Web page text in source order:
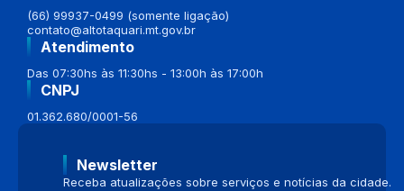
(66) 99937-0499 (somente ligação)
contato@altotaquari.mt.gov.br
Atendimento
Das 07:30hs às 11:30hs - 13:00h às 17:00h
CNPJ
01.362.680/0001-56
Newsletter
Receba atualizações sobre serviços e notícias da cidade.